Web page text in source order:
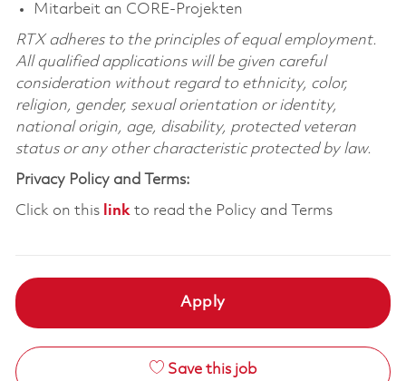
Mitarbeit an CORE-Projekten
RTX adheres to the principles of equal employment.
All qualified applications will be given careful
consideration without regard to ethnicity, color,
religion, gender, sexual orientation or identity,
national origin, age, disability, protected veteran
status or any other characteristic protected by law.
Privacy Policy and Terms:
Click on this linkto read the Policy and Terms
Apply
Save this job